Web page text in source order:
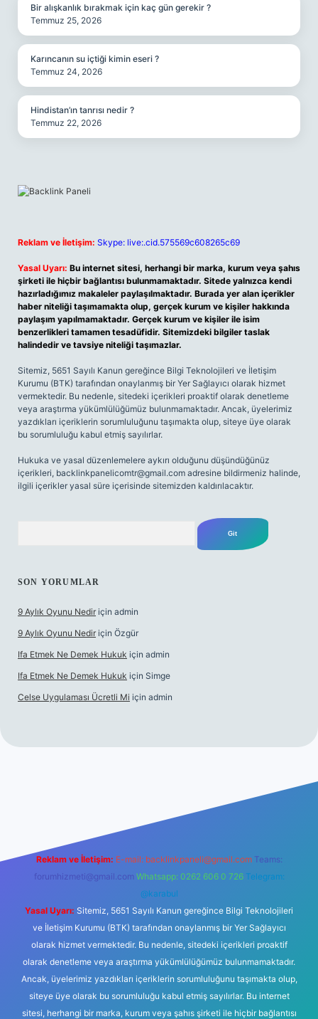
Bir alışkanlık bırakmak için kaç gün gerekir ?
Temmuz 25, 2026
Karıncanın su içtiği kimin eseri ?
Temmuz 24, 2026
Hindistan’ın tanrısı nedir ?
Temmuz 22, 2026
Reklam ve İletişim: Skype: live:.cid.575569c608265c69
Yasal Uyarı: Bu internet sitesi, herhangi bir marka, kurum veya şahıs
şirketi ile hiçbir bağlantısı bulunmamaktadır. Sitede yalnızca kendi
hazırladığımız makaleler paylaşılmaktadır. Burada yer alan içerikler
haber niteliği taşımamakta olup, gerçek kurum ve kişiler hakkında
paylaşım yapılmamaktadır. Gerçek kurum ve kişiler ile isim
benzerlikleri tamamen tesadüfidir. Sitemizdeki bilgiler taslak
halindedir ve tavsiye niteliği taşımazlar.
Sitemiz, 5651 Sayılı Kanun gereğince Bilgi Teknolojileri ve İletişim
Kurumu (BTK) tarafından onaylanmış bir Yer Sağlayıcı olarak hizmet
vermektedir. Bu nedenle, sitedeki içerikleri proaktif olarak denetleme
veya araştırma yükümlülüğümüz bulunmamaktadır. Ancak, üyelerimiz
yazdıkları içeriklerin sorumluluğunu taşımakta olup, siteye üye olarak
bu sorumluluğu kabul etmiş sayılırlar.
Hukuka ve yasal düzenlemelere aykırı olduğunu düşündüğünüz
içerikleri, backlinkpanelicomtr@gmail.com adresine bildirmeniz halinde,
ilgili içerikler yasal süre içerisinde sitemizden kaldırılacaktır.
SON YORUMLAR
9 Aylık Oyunu Nedir için admin
9 Aylık Oyunu Nedir için Özgür
Ifa Etmek Ne Demek Hukuk için admin
Ifa Etmek Ne Demek Hukuk için Simge
Celse Uygulaması Ücretli Mi için admin
Reklam ve İletişim: E-mail: backlinkpaneli@gmail.com Teams:
forumhizmeti@gmail.com Whatsapp: 0262 606 0 726 Telegram:
@karabul
Yasal Uyarı: Sitemiz, 5651 Sayılı Kanun gereğince Bilgi Teknolojileri
ve İletişim Kurumu (BTK) tarafından onaylanmış bir Yer Sağlayıcı
olarak hizmet vermektedir. Bu nedenle, sitedeki içerikleri proaktif
olarak denetleme veya araştırma yükümlülüğümüz bulunmamaktadır.
Ancak, üyelerimiz yazdıkları içeriklerin sorumluluğunu taşımakta olup,
siteye üye olarak bu sorumluluğu kabul etmiş sayılırlar. Bu internet
sitesi, herhangi bir marka, kurum veya şahıs şirketi ile hiçbir bağlantısı